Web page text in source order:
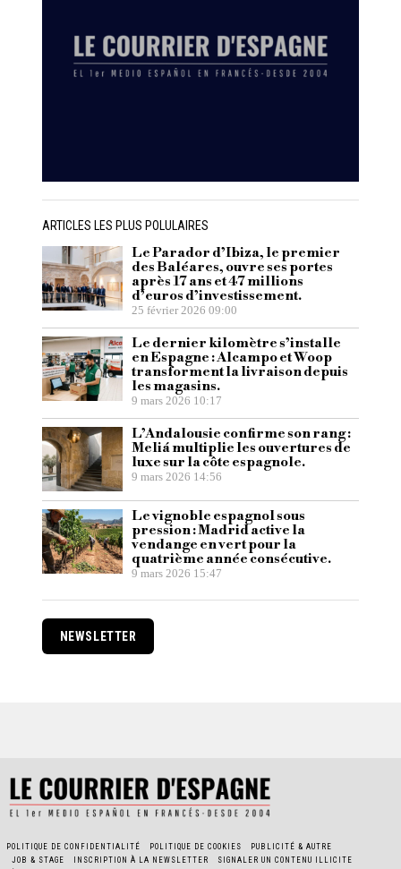
ARTICLES LES PLUS POLULAIRES
Le Parador d’Ibiza, le premier
des Baléares, ouvre ses portes
après 17 ans et 47 millions
d’euros d’investissement.
25 février 2026 09:00
Le dernier kilomètre s’installe
en Espagne : Alcampo et Woop
transforment la livraison depuis
les magasins.
9 mars 2026 10:17
L’Andalousie confirme son rang :
Meliá multiplie les ouvertures de
luxe sur la côte espagnole.
9 mars 2026 14:56
Le vignoble espagnol sous
pression : Madrid active la
vendange en vert pour la
quatrième année consécutive.
9 mars 2026 15:47
NEWSLETTER
POLITIQUE DE CONFIDENTIALITÉ POLITIQUE DE COOKIES
PUBLICITÉ & AUTRE
JOB & STAGE
INSCRIPTION À LA NEWSLETTER
SIGNALER UN CONTENU ILLICITE